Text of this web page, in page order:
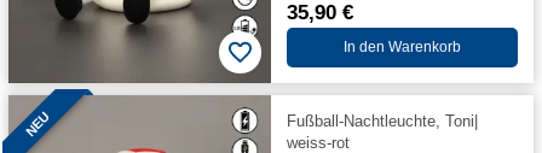
35,90 €
In den Warenkorb
NEU
Fußball-Nachtleuchte, Toni|
weiss-rot